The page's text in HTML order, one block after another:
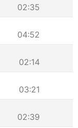
02:35
04:52
02:14
03:21
02:39